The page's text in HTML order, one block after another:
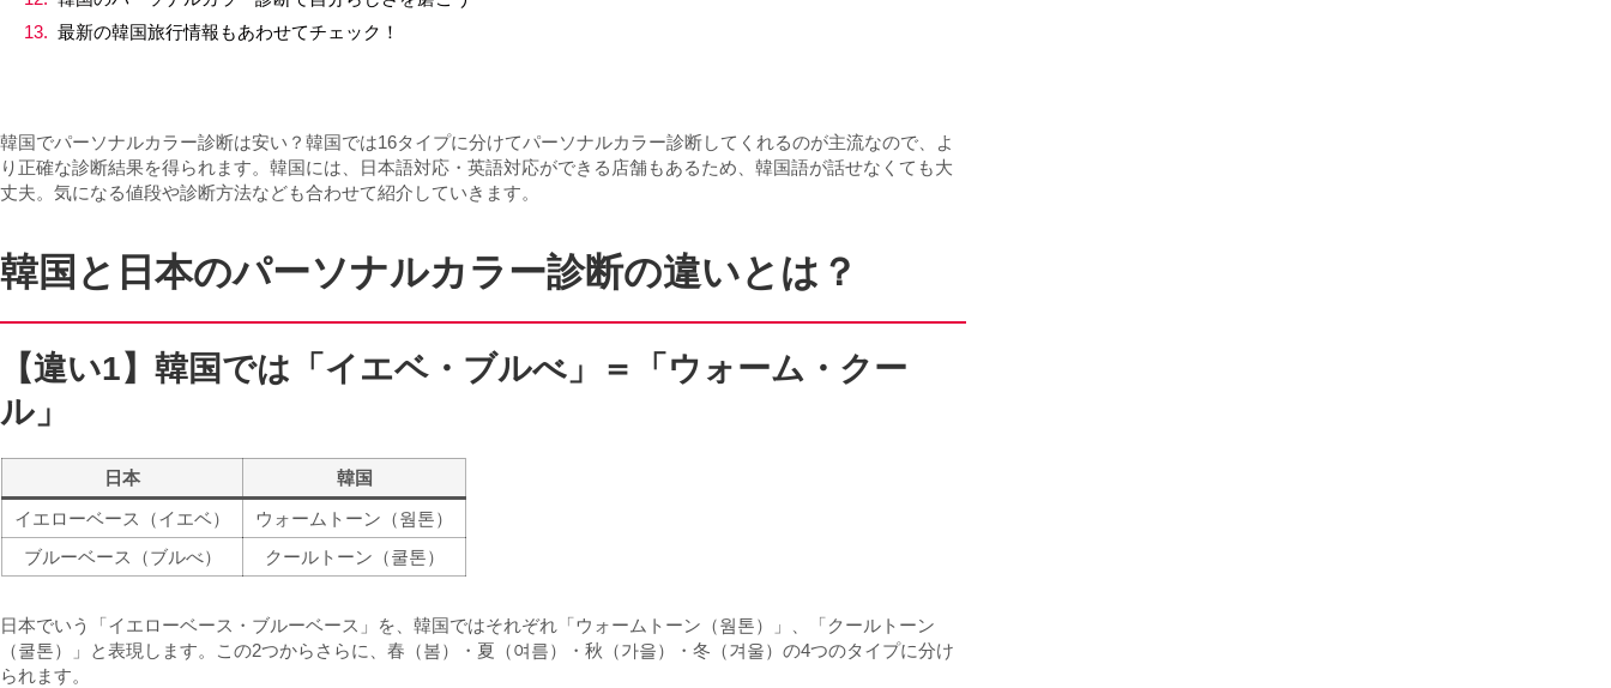
最新の韓国旅行情報もあわせてチェック！
韓国でパーソナルカラー診断は安い？韓国では16タイプに分けてパーソナルカラー診断してくれるのが主流なので、よ
り正確な診断結果を得られます。韓国には、日本語対応・英語対応ができる店舗もあるため、韓国語が話せなくても大
丈夫。気になる値段や診断方法なども合わせて紹介していきます。
韓国と日本のパーソナルカラー診断の違いとは？
【違い1】韓国では「イエベ・ブルべ」＝「ウォーム・クー
ル」
日本
韓国
イエローベース（イエベ）
ウォームトーン（웜톤）
ブルーベース（ブルべ）
クールトーン（쿨톤）
日本でいう「イエローベース・ブルーベース」を、韓国ではそれぞれ「ウォームトーン（웜톤）」、「クールトーン
（쿨톤）」と表現します。この2つからさらに、春（봄）・夏（여름）・秋（가을）・冬（겨울）の4つのタイプに分け
られます。